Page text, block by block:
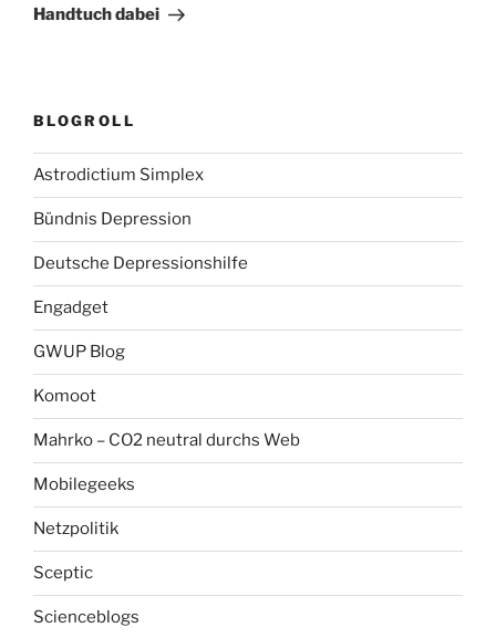
Handtuch dabei
BLOGROLL
Astrodictium Simplex
Bündnis Depression
Deutsche Depressionshilfe
Engadget
GWUP Blog
Komoot
Mahrko – CO2 neutral durchs Web
Mobilegeeks
Netzpolitik
Sceptic
Scienceblogs